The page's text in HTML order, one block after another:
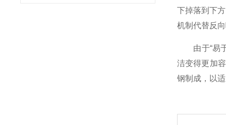
下掉落到下
机制代替反
由于“易于
洁变得更加
钢制成，以